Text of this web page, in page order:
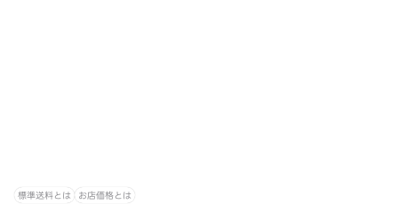
標準送料とは お店価格とは